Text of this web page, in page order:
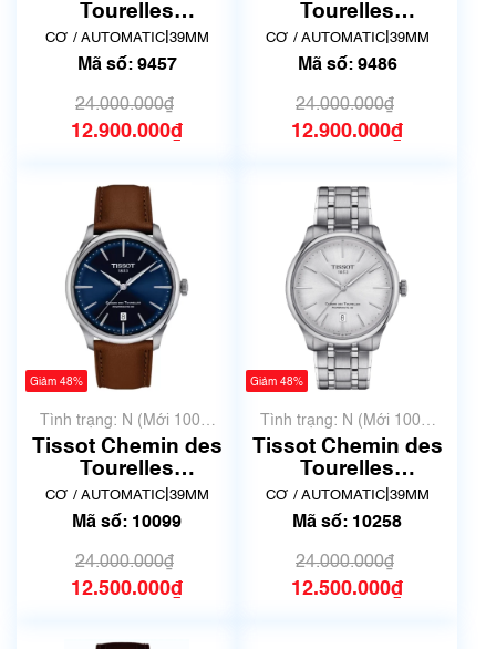
Tourelles
Powermatic 80
T139.807.11.031.00
CƠ / AUTOMATIC| 39MM
Mã số: 9457
24.000.000₫
12.900.000₫
Tourelles
Powermatic 80
T139.807.11.061.00
CƠ / AUTOMATIC| 39MM
Mã số: 9486
24.000.000₫
12.900.000₫
Giảm 48%
Tình trạng: N (Mới 100%
chưa qua sử dụng)
Tissot Chemin des
Tourelles
Powermatic 80
T139.807.16.041.00
CƠ / AUTOMATIC| 39MM
Mã số: 10099
24.000.000₫
12.500.000₫
Giảm 48%
Tình trạng: N (Mới 100%
chưa qua sử dụng)
Tissot Chemin des
Tourelles
Powermatic 80
T139.807.11.031.00
CƠ / AUTOMATIC| 39MM
Mã số: 10258
24.000.000₫
12.500.000₫